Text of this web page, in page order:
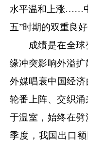
水平温和上涨……
五”时期的双重良好
成绩是在全球
缘冲突影响外溢
外媒唱衰中国经
轮番上阵、交织
于温室，始终在
季度，我国出口